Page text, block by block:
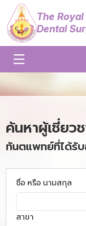
The
Dental
ค้นหาผู้เชี่ยว
ทันตแพทย์ที่ได้รั
ชื่อ หรือ นามสกุล
สาขา